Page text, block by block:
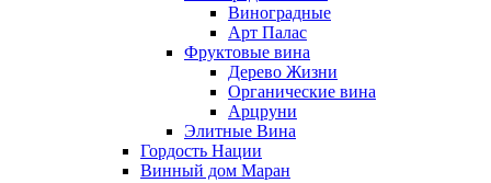
Виноградные
Арт Палас
Фруктовые вина
Дерево Жизни
Органические вина
Арцруни
Элитные Вина
Гордость Нации
Винный дом Маран